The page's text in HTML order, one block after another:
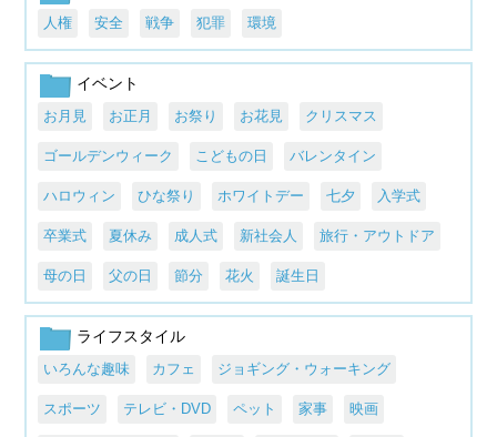
人権 安全 戦争 犯罪 環境
イベント
お月見 お正月 お祭り お花見 クリスマス
ゴールデンウィーク こどもの日 バレンタイン
ハロウィン ひな祭り ホワイトデー 七夕 入学式
卒業式 夏休み 成人式 新社会人 旅行・アウトドア
母の日 父の日 節分 花火 誕生日
ライフスタイル
いろんな趣味 カフェ ジョギング・ウォーキング
スポーツ テレビ・DVD ペット 家事 映画